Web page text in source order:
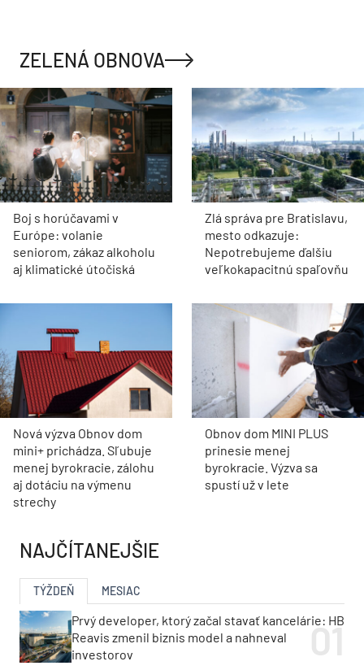
ZELENÁ OBNOVA
Boj s horúčavami v
Európe: volanie
seniorom, zákaz alkoholu
aj klimatické útočiská
Zlá správa pre Bratislavu,
mesto odkazuje:
Nepotrebujeme ďalšiu
veľkokapacitnú spaľovňu
Nová výzva Obnov dom
mini+ prichádza. Sľubuje
menej byrokracie, zálohu
aj dotáciu na výmenu
strechy
Obnov dom MINI PLUS
prinesie menej
byrokracie. Výzva sa
spustí už v lete
NAJČÍTANEJŠIE
TÝŽDEŇ MESIAC
Prvý developer, ktorý začal stavať kancelárie: HB
Reavis zmenil biznis model a nahneval
investorov